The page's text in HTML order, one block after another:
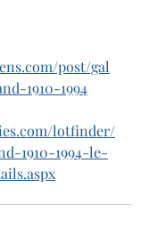
post/gal
1910-1994
lotfinder/
1910-1994-le-